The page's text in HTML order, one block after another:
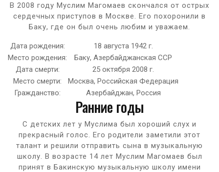
В 2008 году Муслим Магомаев скончался от острых
сердечных приступов в Москве. Его похоронили в
Баку, где он был очень любим и уважаем.
Дата рождения:
18 августа 1942 г.
Место рождения:
Баку, Азербайджанская ССР
Дата смерти:
25 октября 2008 г.
Место смерти:
Москва, Российская Федерация
Гражданство:
Азербайджан, Россия
Ранние годы
С детских лет у Муслима был хороший слух и
прекрасный голос. Его родители заметили этот
талант и решили отправить сына в музыкальную
школу. В возрасте 14 лет Муслим Магомаев был
принят в Бакинскую музыкальную школу имени